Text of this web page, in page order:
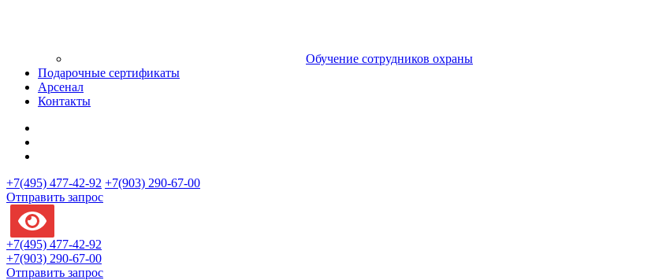
Обучение сотрудников охраны
Подарочные сертификаты
Арсенал
Контакты
+7(495) 477-42-92 +7(903) 290-67-00
Отправить запрос
+7(495) 477-42-92
+7(903) 290-67-00
Отправить запрос